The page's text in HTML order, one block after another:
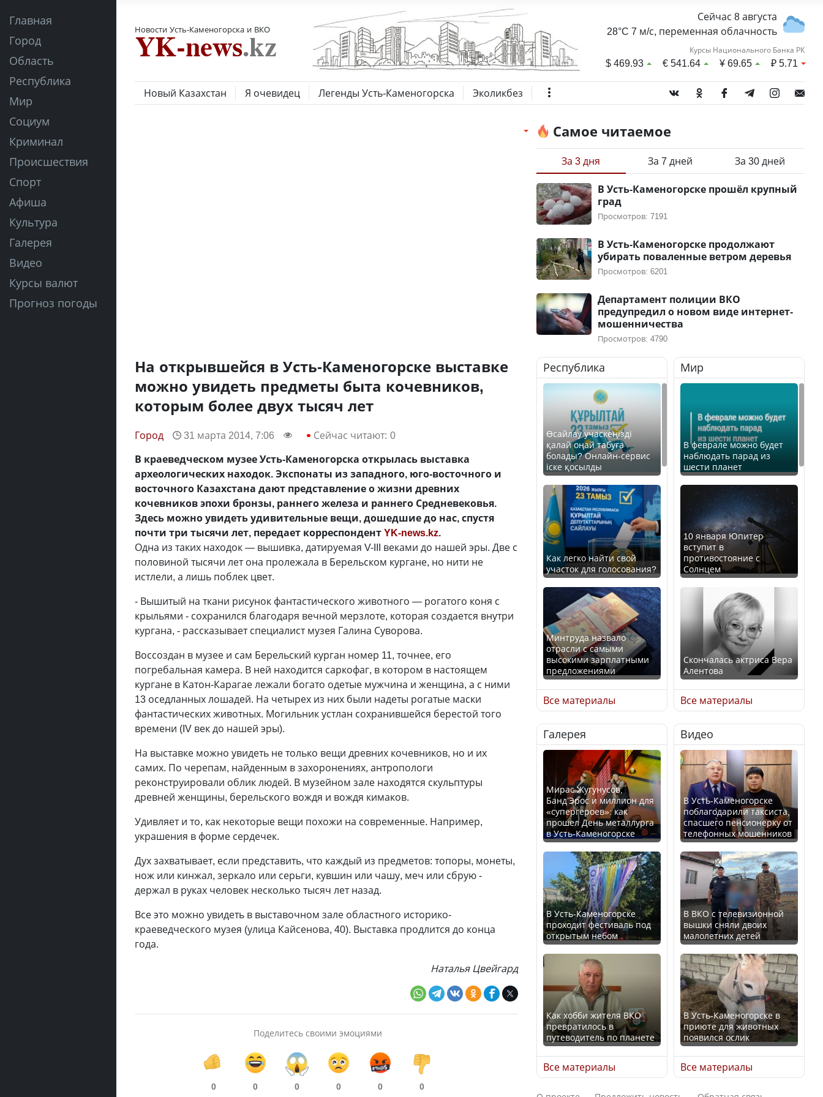
Главная
Город
Область
Республика
Мир
Социум
Криминал
Происшествия
Спорт
Афиша
Культура
Галерея
Видео
Курсы валют
Прогноз погоды
Новости Усть-Каменогорска и ВКО
Сейчас 8 августа
28°C 7 м/с, переменная облачность
Курсы Национального Банка РК
$469.93 €541.64 ¥69.65 ₽5.71
Новый Казахстан Я очевидец Легенды Усть-Каменогорска Эколикбез
На открывшейся в Усть-Каменогорске выставке
можно увидеть предметы быта кочевников,
которым более двух тысяч лет
Город 31 марта 2014, 7:06 Сейчас читают: 0
В краеведческом музее Усть-Каменогорска открылась выставка
археологических находок. Экспонаты из западного, юго-восточного и
восточного Казахстана дают представление о жизни древних
кочевников эпохи бронзы, раннего железа и раннего Средневековья.
Здесь можно увидеть удивительные вещи, дошедшие до нас, спустя
почти три тысячи лет, передает корреспондентYK-news.kz.
Одна из таких находок — вышивка, датируемая V-III веками до нашей эры. Две с
половиной тысячи лет она пролежала в Берельском кургане, но нити не
истлели, а лишь поблек цвет.
- Вышитый на ткани рисунок фантастического животного — рогатого коня с
крыльями - сохранился благодаря вечной мерзлоте, которая создается внутри
кургана, - рассказывает специалист музея Галина Суворова.
Воссоздан в музее и сам Берельский курган номер 11, точнее, его
погребальная камера. В ней находится саркофаг, в котором в настоящем
кургане в Катон-Карагае лежали богато одетые мужчина и женщина, а с ними
13 оседланных лошадей. На четырех из них были надеты рогатые маски
фантастических животных. Могильник устлан сохранившейся берестой того
времени (IV век до нашей эры).
На выставке можно увидеть не только вещи древних кочевников, но и их
самих. По черепам, найденным в захоронениях, антропологи
реконструировали облик людей. В музейном зале находятся скульптуры
древней женщины, берельского вождя и вождя кимаков.
Удивляет и то, как некоторые вещи похожи на современные. Например,
украшения в форме сердечек.
Дух захватывает, если представить, что каждый из предметов: топоры, монеты,
нож или кинжал, зеркало или серьги, кувшин или чашу, меч или сбрую -
держал в руках человек несколько тысяч лет назад.
Все это можно увидеть в выставочном зале областного историко-
краеведческого музея (улица Кайсенова, 40). Выставка продлится до конца
года.
Наталья Цвейгард
Поделитесь своими эмоциями
0 0 0 0 0 0
Самое читаемое
За 3 дня За 7 дней За 30 дней
В Усть-Каменогорске прошёл крупный
град
Просмотров: 7191
В Усть-Каменогорске продолжают
убирать поваленные ветром деревья
Просмотров: 6201
Департамент полиции ВКО
предупредил о новом виде интернет-
мошенничества
Просмотров: 4790
Республика
Өсайлау учаскеңізді
қалай оңай табуға
болады? Онлайн-сервис
іске қосылды
Как легко найти свой
участок для голосования?
Минтруда назвало
отрасли с самыми
высокими зарплатными
предложениями
Искусственный интеллект
официально включили в
школьную программу
Казахстана
В Казахстане стало
проще получить
направления на
медицинские
обследования
Қазақстан Орталық Азия
елдері арасында әл-ауқат
индексінде көш бастады
Казахстан возглавил
рейтинг благополучия
среди стран Центральной
Азии
Все материалы
Мир
В феврале можно будет
наблюдать парад из
шести планет
10 января Юпитер
вступит в
противостояние с
Солнцем
Скончалась актриса Вера
Алентова
В РФ вынесен заочный
приговор по уголовному
делу об убийстве Игоря
Талькова
В России введены
дополнительные
ограничения для
казахстанских прав
Трамп официально
вступил в должность
президента США
Луну признали объектом
культурного наследия,
находящегося под
угрозой исчезновения
Все материалы
Галерея
Мирас Жугунусов,
Банд’Эрос и миллион для
«супергероев»: как
прошел День металлурга
в Усть-Каменогорске
В Усть-Каменогорске
проходит фестиваль под
открытым небом
Как хобби жителя ВКО
превратилось в
путеводитель по планете
Все материалы
Видео
В Усть-Каменогорске
поблагодарили таксиста,
спасшего пенсионерку от
телефонных мошенников
В ВКО с телевизионной
вышки сняли двоих
малолетних детей
В Усть-Каменогорске в
приюте для животных
появился ослик
Все материалы